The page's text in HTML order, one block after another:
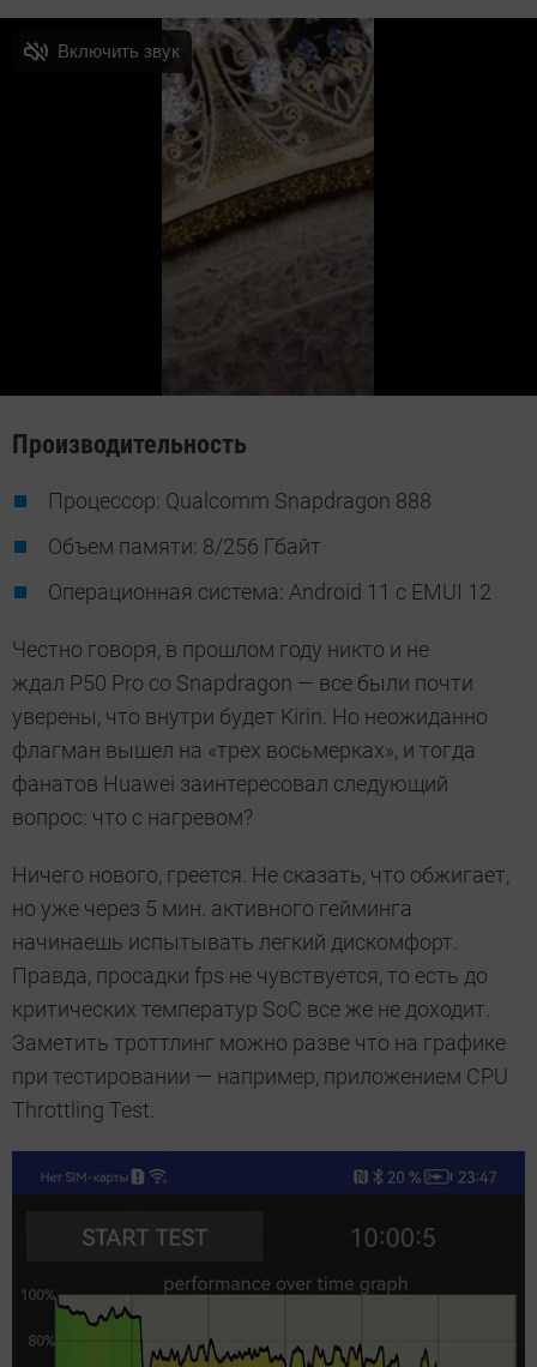
Производительность
Процессор: Qualcomm Snapdragon 888
Объем памяти: 8/256 Гбайт
Операционная система: Android 11 с EMUI 12
Честно говоря, в прошлом году никто и не
ждал P50 Pro со Snapdragon — все были почти
уверены, что внутри будет Kirin. Но неожиданно
флагман вышел на «трех восьмерках», и тогда
фанатов Huawei заинтересовал следующий
вопрос: что с нагревом?
Ничего нового, греется. Не сказать, что обжигает,
но уже через 5 мин. активного гейминга
начинаешь испытывать легкий дискомфорт.
Правда, просадки fps не чувствуется, то есть до
критических температур SoC все же не доходит.
Заметить троттлинг можно разве что на графике
при тестировании — например, приложением CPU
Throttling Test.